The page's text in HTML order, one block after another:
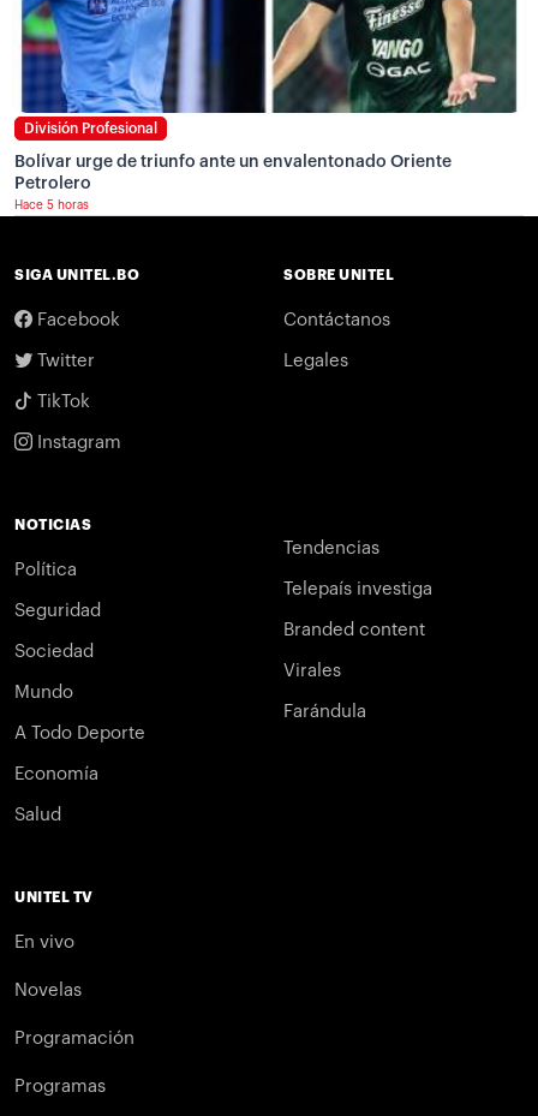
División Profesional
Bolívar urge de triunfo ante un envalentonado Oriente
Petrolero
Hace 5 horas
SIGA UNITEL.BO
Facebook
Twitter
TikTok
Instagram
SOBRE UNITEL
Contáctanos
Legales
NOTICIAS
Política
Seguridad
Sociedad
Mundo
A Todo Deporte
Economía
Salud
Tendencias
Telepaís investiga
Branded content
Virales
Farándula
UNITEL TV
En vivo
Novelas
Programación
Programas